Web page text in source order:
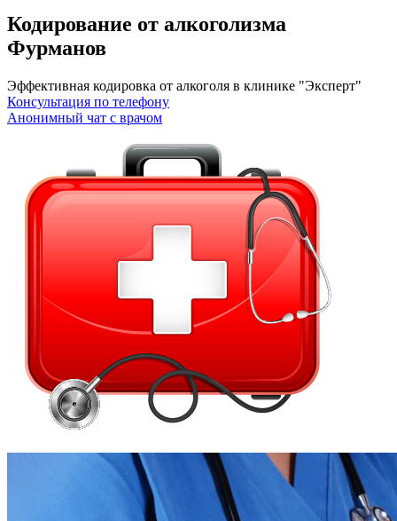
Кодирование от алкоголизма
Фурманов
Эффективная кодировка от алкоголя в клинике "Эксперт"
Консультация по телефону
Анонимный чат с врачом